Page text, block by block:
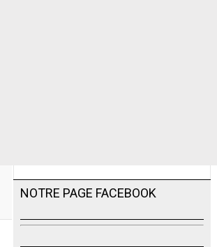
NOTRE PAGE FACEBOOK